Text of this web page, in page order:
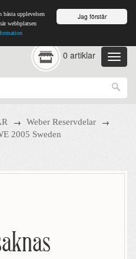
Jag förstår
upplevelsen
webbplatsen
0 artiklar
→ Weber Reservdelar →
2005 Sweden